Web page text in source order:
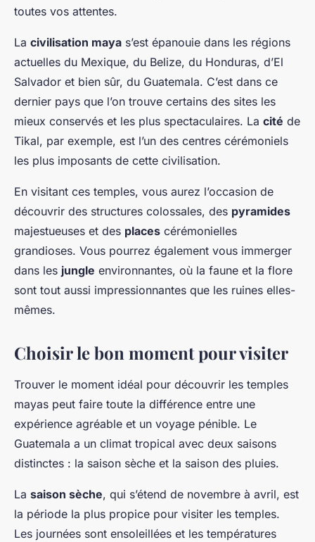
toutes vos attentes.
La civilisation maya s’est épanouie dans les régions
actuelles du Mexique, du Belize, du Honduras, d’El
Salvador et bien sûr, du Guatemala. C’est dans ce
dernier pays que l’on trouve certains des sites les
mieux conservés et les plus spectaculaires. La cité de
Tikal, par exemple, est l’un des centres cérémoniels
les plus imposants de cette civilisation.
En visitant ces temples, vous aurez l’occasion de
découvrir des structures colossales, des pyramides
majestueuses et des places cérémonielles
grandioses. Vous pourrez également vous immerger
dans les jungle environnantes, où la faune et la flore
sont tout aussi impressionnantes que les ruines elles-
mêmes.
Choisir le bon moment pour visiter
Trouver le moment idéal pour découvrir les temples
mayas peut faire toute la différence entre une
expérience agréable et un voyage pénible. Le
Guatemala a un climat tropical avec deux saisons
distinctes : la saison sèche et la saison des pluies.
La saison sèche, qui s’étend de novembre à avril, est
la période la plus propice pour visiter les temples.
Les journées sont ensoleillées et les températures